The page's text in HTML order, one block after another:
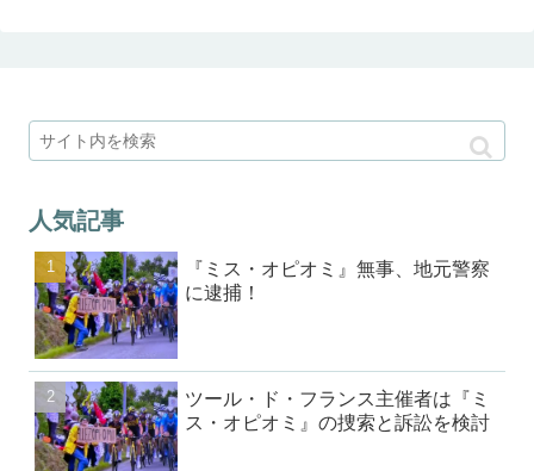
人気記事
『ミス・オピオミ』無事、地元警察
に逮捕！
ツール・ド・フランス主催者は『ミ
ス・オピオミ』の捜索と訴訟を検討